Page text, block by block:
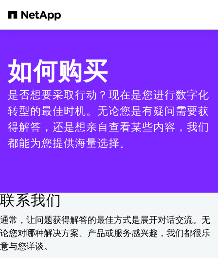
如何购买
是否想要采取行动？现在是您进行数字化
转型的最佳时机。无论您是有疑问需要获
得解答，还是想亲自查看某些内容，我们
都能为您提供海量选择。
联系我们
通常，让问题获得解答的最佳方式是展开对话交流。无
论您对哪种解决方案、产品或服务感兴趣，我们都很乐
意与您详谈。